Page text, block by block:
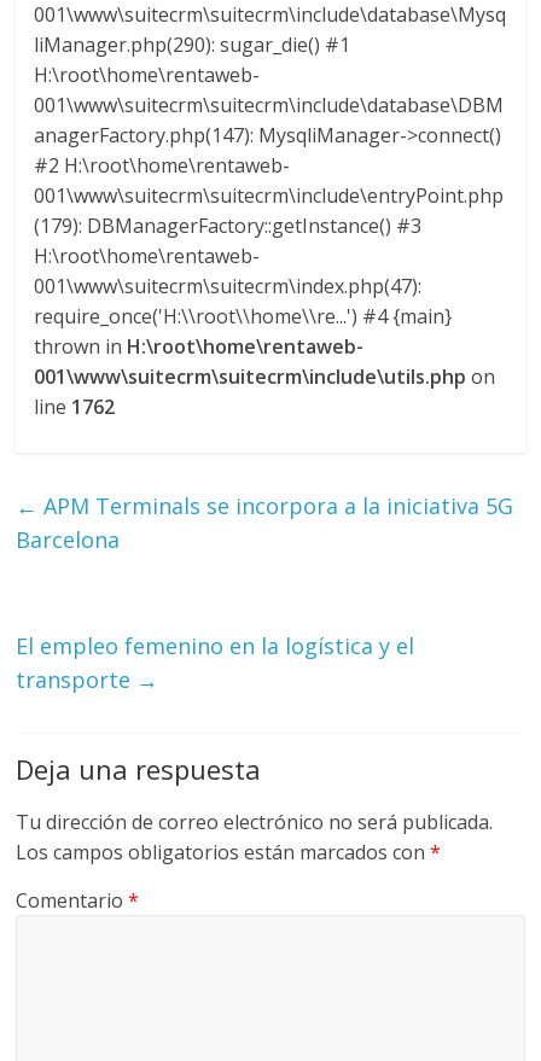
001\www\suitecrm\suitecrm\include\database\Mysq
liManager.php(290): sugar_die() #1
H:\root\home\rentaweb-
001\www\suitecrm\suitecrm\include\database\DBM
anagerFactory.php(147): MysqliManager->connect()
#2 H:\root\home\rentaweb-
001\www\suitecrm\suitecrm\include\entryPoint.php
(179): DBManagerFactory::getInstance() #3
H:\root\home\rentaweb-
001\www\suitecrm\suitecrm\index.php(47):
require_once('H:\\root\\home\\re...') #4 {main}
thrown in H:\root\home\rentaweb-
001\www\suitecrm\suitecrm\include\utils.php on
line 1762
← APM Terminals se incorpora a la iniciativa 5G
Barcelona
El empleo femenino en la logística y el
transporte →
Deja una respuesta
Tu dirección de correo electrónico no será publicada.
Los campos obligatorios están marcados con*
Comentario*